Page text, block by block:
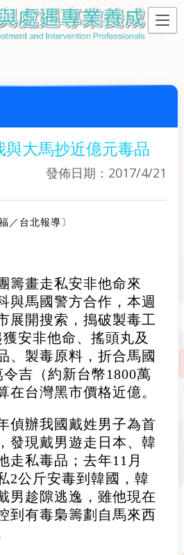
大馬抄近億元毒品
發佈日期：2017/4/21
／台北報導〕
籌畫走私安非他命來
與馬國警方合作，本週
展開搜索，搗破製毒工
安非他命、搖頭丸及
、製毒原料，折合馬國
吉（約新台幣1800萬
在台灣黑市價格近億。
偵辦我國戴姓男子為首
發現戴男遊走日本、韓
走私毒品；去年11月
2公斤安毒到韓國，韓
男趁隙逃逸，雖他現在
到有毒梟籌劃自馬來西